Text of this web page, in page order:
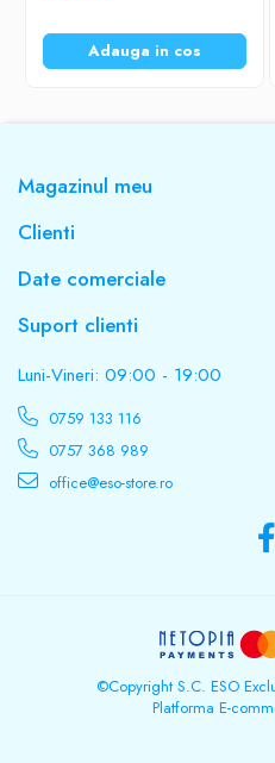
Adauga in cos
Magazinul meu
Clienti
Date comerciale
Suport clienti
Luni-Vineri: 09:00 - 19:00
0759 133 116
0757 368 989
office@eso-store.ro
©Copyright S.C. ESO
Platforma E-